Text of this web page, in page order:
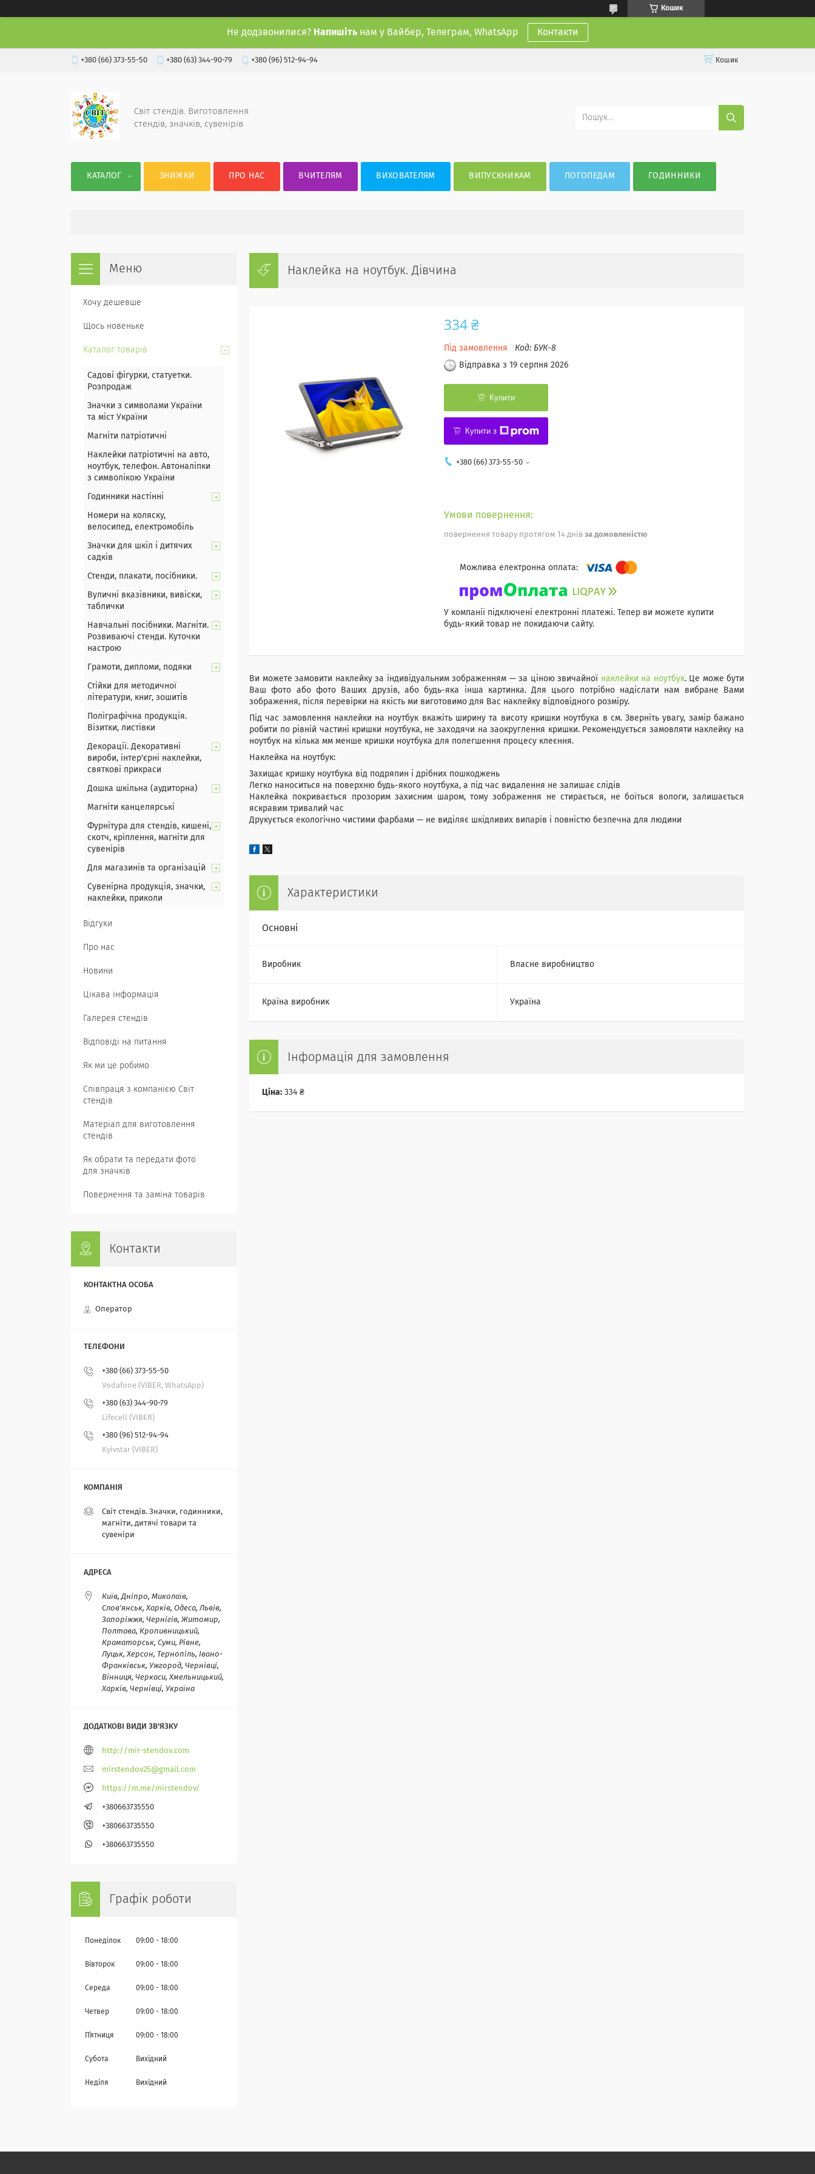
Кошик
Не додзвонилися? Напишіть нам у Вайбер, Телеграм, WhatsApp Контакти
+380 (66) 373-55-50 +380 (63) 344-90-79 +380 (96) 512-94-94 Кошик
Світ стендів. Виготовлення
стендів, значків, сувенірів
КАТАЛОГ ЗНИЖКИ ПРО НАС ВЧИТЕЛЯМ ВИХОВАТЕЛЯМ ВИПУСКНИКАМ ЛОГОПЕДАМ ГОДИННИКИ
Наклейка на ноутбук. Дівчина
334 ₴
Під замовлення Код: БУК-8
Відправка з 19 серпня 2026
Купити
Купити з
+380 (66) 373-55-50
повернення товару протягом 14 днів за домовленістю
У компанії підключені електронні платежі. Тепер ви можете купити
будь-який товар не покидаючи сайту.
Ви можете замовити наклейку за індивідуальним зображенням — за ціною звичайної наклейки на ноутбук. Це може бути
Ваш фото або фото Ваших друзів, або будь-яка інша картинка. Для цього потрібно надіслати нам вибране Вами
зображення, після перевірки на якість ми виготовимо для Вас наклейку відповідного розміру.
Під час замовлення наклейки на ноутбук вкажіть ширину та висоту кришки ноутбука в см. Зверніть увагу, замір бажано
робити по рівній частині кришки ноутбука, не заходячи на заокруглення кришки. Рекомендується замовляти наклейку на
ноутбук на кілька мм менше кришки ноутбука для полегшення процесу клеєння.
Наклейка на ноутбук:
Захищає кришку ноутбука від подряпин і дрібних пошкоджень
Легко наноситься на поверхню будь-якого ноутбука, а під час видалення не залишає слідів
Наклейка покривається прозорим захисним шаром, тому зображення не стирається, не боїться вологи, залишається
яскравим тривалий час
Друкується екологічно чистими фарбами — не виділяє шкідливих випарів і повністю безпечна для людини
Характеристики
Основні
Виробник Власне виробництво
Країна виробник Україна
Інформація для замовлення
Ціна: 334 ₴
Хочу дешевше
Щось новеньке
Каталог товарів
Садові фігурки, статуетки.
Розпродаж
Значки з символами України
та міст України
Магніти патріотичні
Наклейки патріотичні на авто,
ноутбук, телефон. Автоналіпки
з символікою України
Годинники настінні
Номери на коляску,
велосипед, електромобіль
Значки для шкіл і дитячих
садків
Стенди, плакати, посібники.
Вуличні вказівники, вивіски,
таблички
Навчальні посібники. Магніти.
Розвиваючі стенди. Куточки
настрою
Грамоти, дипломи, подяки
Стійки для методичної
літератури, книг, зошитів
Поліграфічна продукція.
Візитки, листівки
Декорації. Декоративні
вироби, інтер'єрні наклейки,
святкові прикраси
Дошка шкільна (аудиторна)
Магніти канцелярські
Фурнітура для стендів, кишені,
скотч, кріплення, магніти для
сувенірів
Для магазинів та організацій
Сувенірна продукція, значки,
наклейки, приколи
Відгуки
Про нас
Новини
Цікава інформація
Галерея стендів
Відповіді на питання
Як ми це робимо
Співпраця з компанією Світ
стендів
Матеріал для виготовлення
стендів
Як обрати та передати фото
для значків
Повернення та заміна товарів
Контакти
Оператор
+380 (66) 373-55-50
Vodafone (VIBER, WhatsApp)
+380 (63) 344-90-79
Lifecell (VIBER)
+380 (96) 512-94-94
Kyivstar (VIBER)
Світ стендів. Значки, годинники,
магніти, дитячі товари та
сувеніри
Київ, Дніпро, Миколаїв,
Слов'янськ, Харків, Одеса, Львів,
Запоріжжя, Чернігів, Житомир,
Полтава, Кропивницький,
Краматорськ, Суми, Рівне,
Луцьк, Херсон, Тернопіль, Івано-
Франківськ, Ужгород, Чернівці,
Вінниця, Черкаси, Хмельницький,
Харків, Чернівці, Україна
http://mir-stendov.com
mirstendov25@gmail.com
https://m.me/mirstendov/
+380663735550
+380663735550
+380663735550
Графік роботи
Понеділок 09:00 18:00
Вівторок 09:00 18:00
Середа 09:00 18:00
Четвер 09:00 18:00
Пʼятниця 09:00 18:00
Субота Вихідний
Неділя Вихідний